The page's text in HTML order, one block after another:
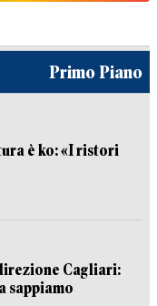
Primo Piano
è ko: «I ristori
Cagliari:
sappiamo